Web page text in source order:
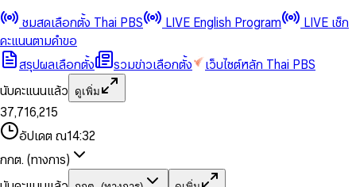
ชมสดเลือกตั้ง Thai PBS LIVE English Program
LIVE เช็ก
คะแนนตามคำขอ
สรุปผลเลือกตั้ง
รวมข่าวเลือกตั้ง
เว็บไซต์หลัก Thai PBS
นับคะแนนแล้ว
ดูเพิ่ม
0
1
2
3
4
5
6
0
1
2
3
4
5
6
7
8
9
,
0
1
2
4
6
7
8
9
0
1
2
3
4
5
0
1
3
5
6
7
8
9
,
1
2
4
5
0
1
3
4
0
2
3
4
5
7
8
อัปเดต ณ14:32
กกต. (ทางการ)
0
1
0
1
2
4
5
0
1
2
4
0
1
3
0
2
3